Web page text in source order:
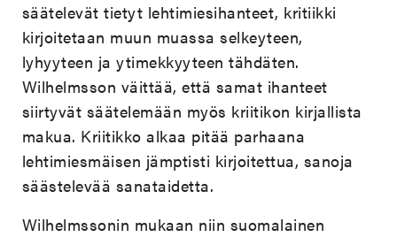
säätelevät tietyt lehtimiesihanteet, kritiikki
kirjoitetaan muun muassa selkeyteen,
lyhyyteen ja ytimekkyyteen tähdäten.
Wilhelmsson väittää, että samat ihanteet
siirtyvät säätelemään myös kriitikon kirjallista
makua. Kriitikko alkaa pitää parhaana
lehtimiesmäisen jämptisti kirjoitettua, sanoja
säästelevää sanataidetta.
Wilhelmssonin mukaan niin suomalainen